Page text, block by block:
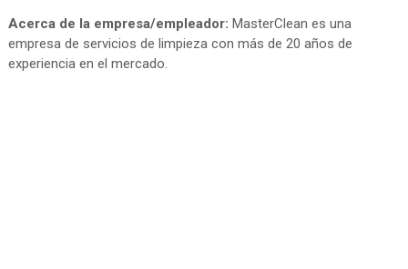
Acerca de la empresa/empleador: MasterClean es una
empresa de servicios de limpieza con más de 20 años de
experiencia en el mercado.